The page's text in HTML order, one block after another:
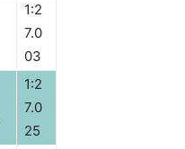
1:2
7.0
03
1:2
7.0
25